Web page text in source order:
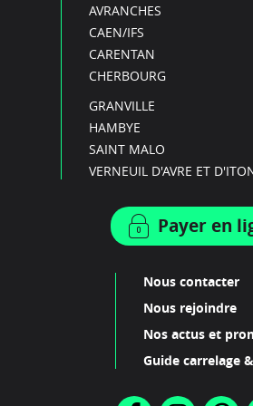
AVRANCHES
CAEN/IFS
CARENTAN
CHERBOURG
GRANVILLE
HAMBYE
SAINT MALO
VERNEUIL D'AVRE ET
Payer en
Nous contacter
Nous rejoindre
Nos actus et
Guide carrelage